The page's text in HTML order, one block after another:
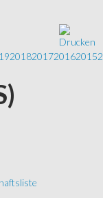
2018201720162015